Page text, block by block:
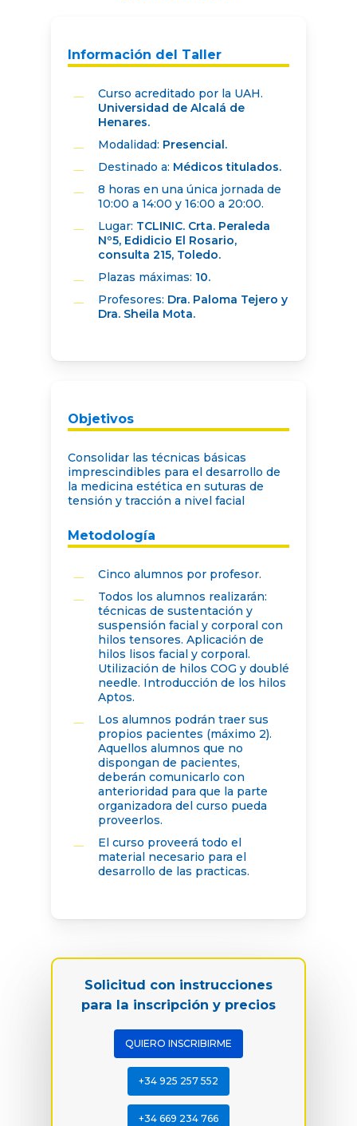
Información del Taller
Curso acreditado por la UAH.
Universidad de Alcalá de
Henares.
Modalidad: Presencial.
Destinado a: Médicos titulados.
8 horas en una única jornada de
10:00 a 14:00 y 16:00 a 20:00.
Lugar: TCLINIC. Crta. Peraleda
Nº5, Edidicio El Rosario,
consulta 215, Toledo.
Plazas máximas: 10.
Profesores: Dra. Paloma Tejero y
Dra. Sheila Mota.
Objetivos
Consolidar las técnicas básicas
imprescindibles para el desarrollo de
la medicina estética en suturas de
tensión y tracción a nivel facial
Metodología
Cinco alumnos por profesor.
Todos los alumnos realizarán:
técnicas de sustentación y
suspensión facial y corporal con
hilos tensores. Aplicación de
hilos lisos facial y corporal.
Utilización de hilos COG y doublé
needle. Introducción de los hilos
Aptos.
Los alumnos podrán traer sus
propios pacientes (máximo 2).
Aquellos alumnos que no
dispongan de pacientes,
deberán comunicarlo con
anterioridad para que la parte
organizadora del curso pueda
proveerlos.
El curso proveerá todo el
material necesario para el
desarrollo de las practicas.
Solicitud con instrucciones
para la inscripción y precios
QUIERO INSCRIBIRME
+34 925 257 552
+34 669 234 766